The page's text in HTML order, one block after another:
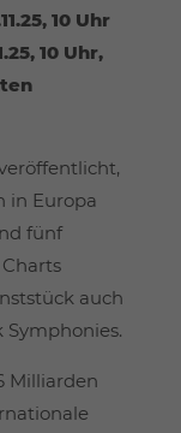
10 Uhr
10 Uhr,
in Europa
fünf
auch
Symphonies.
Milliarden